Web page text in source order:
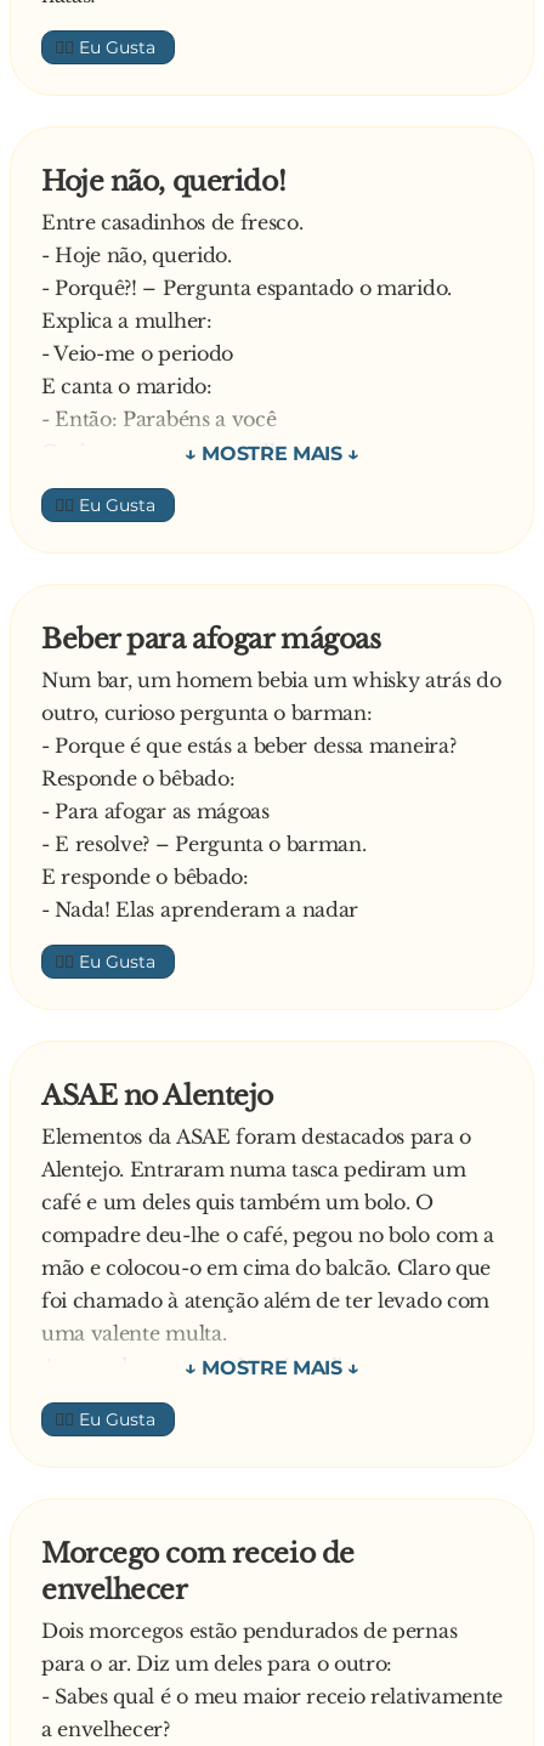
👍🏼
Hoje não, querido!
Entre casadinhos de fresco.
- Hoje não, querido.
- Porquê?! – Pergunta espantado o marido.
Explica a mulher:
- Veio-me o periodo
E canta o marido:
- Então: Parabéns a você
Curiosa pergunta a mulher:
- Porque é que estás a cantar isso?!
E responde o homem:
- Porque hoje é dia de ânus
—
👍🏼
Beber para afogar mágoas
Num bar, um homem bebia um whisky atrás do
outro, curioso pergunta o barman:
- Porque é que estás a beber dessa maneira?
Responde o bêbado:
- Para afogar as mágoas
- E resolve? – Pergunta o barman.
E responde o bêbado:
- Nada! Elas aprenderam a nadar
👍🏼
ASAE no Alentejo
Elementos da ASAE foram destacados para o
Alentejo. Entraram numa tasca pediram um
café e um deles quis também um bolo. O
compadre deu-lhe o café, pegou no bolo com a
mão e colocou-o em cima do balcão. Claro que
foi chamado à atenção além de ter levado com
uma valente multa.
Apressadamente, o alentejano ligou para o
compadre que tinha uma tasca lá perto e
avisou-o:
- Compadre a ASAE esteve aqui. Tome atenção
que também são capazes de a seguir o visitar
fiscais já entravam pela porta adentro.
- Bom dia. Quero um café e um bolo. – Diz um
dos fiscais.
Com todo o cuidado, o alentejano deu-lhe o
café e com a tenaz tirou o bolo e colocou-o
num pires. Entretanto o fiscal, depois de ter
👍🏼
Morcego com receio de
envelhecer
Dois morcegos estão pendurados de pernas
para o ar. Diz um deles para o outro:
- Sabes qual é o meu maior receio relativamente
a envelhecer?